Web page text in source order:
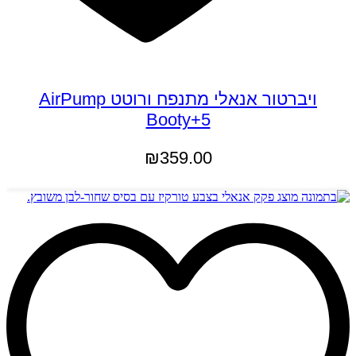
ויברטור אנאלי מתנפח ורוטט AirPump
Booty+5
₪359.00